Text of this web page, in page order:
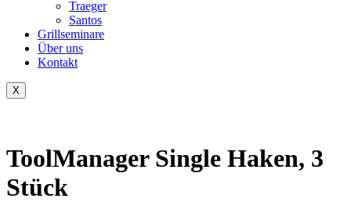
Traeger
Santos
Grillseminare
Über uns
Kontakt
X
ToolManager Single Haken, 3
Stück